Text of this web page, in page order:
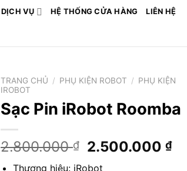
DỊCH VỤ HỆ THỐNG CỬA HÀNG LIÊN HỆ
TRANG CHỦ / PHỤ KIỆN ROBOT / PHỤ KIỆN
IROBOT
Sạc Pin iRobot Roomba
2.800.000₫
Giá
2.500.000₫Giá
Thương hiệu: iRobot